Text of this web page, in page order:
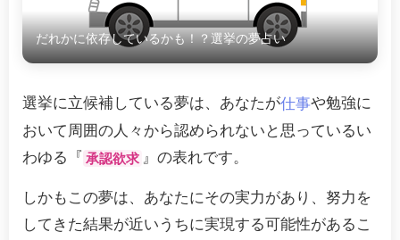
だれかに依存しているかも！？選挙の夢占い
選挙に立候補している夢は、あなたが仕事や勉強に
おいて周囲の人々から認められないと思っているい
わゆる『 承認欲求 』の表れです。
しかもこの夢は、あなたにその実力があり、努力を
してきた結果が近いうちに実現する可能性があるこ